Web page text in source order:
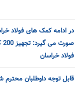
در ادامه کمک های فولاد
فولاد خراسان
قابل توجه داوطلبان